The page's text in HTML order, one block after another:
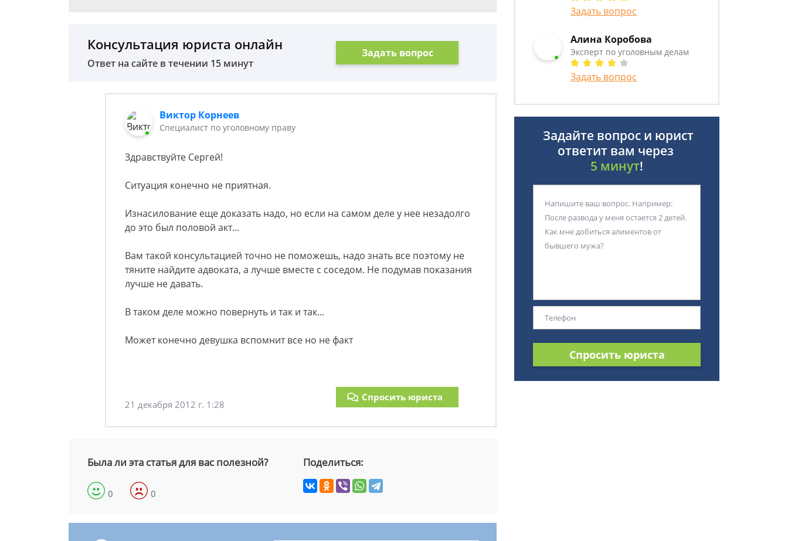
Консультация юриста онлайн
Ответ на сайте в течении 15 минут
Задать вопрос
Виктор Корнеев
Cпециалист по уголовному праву
Здравствуйте Сергей!
Ситуация конечно не приятная.
Изнасилование еще доказать надо, но если на самом деле у нее незадолго
до это был половой акт...
Вам такой консультацией точно не поможешь, надо знать все поэтому не
тяните найдите адвоката, а лучше вместе с соседом. Не подумав показания
лучше не давать.
В таком деле можно повернуть и так и так...
Может конечно девушка вспомнит все но не факт
21 декабря 2012 г. 1:28
Спросить юриста
Была ли эта статья для вас полезной?
0 0
Поделиться:
Задать вопрос
Алина Коробова
Эксперт по уголовным делам
Задать вопрос
Задайте вопрос и юрист
ответит вам через
5 минут!
Спросить юриста